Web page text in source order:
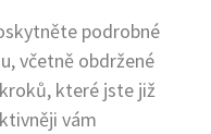
podrobné
včetně obdržené
které jste již
vám